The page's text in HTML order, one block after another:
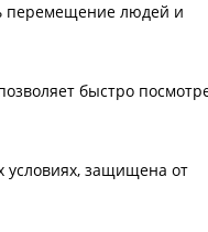
перемещение людей и
быстро
условиях, защищена от